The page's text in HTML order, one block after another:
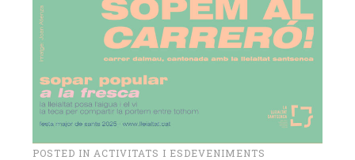
POSTED IN ACTIVITATS I ESDEVENIMENTS